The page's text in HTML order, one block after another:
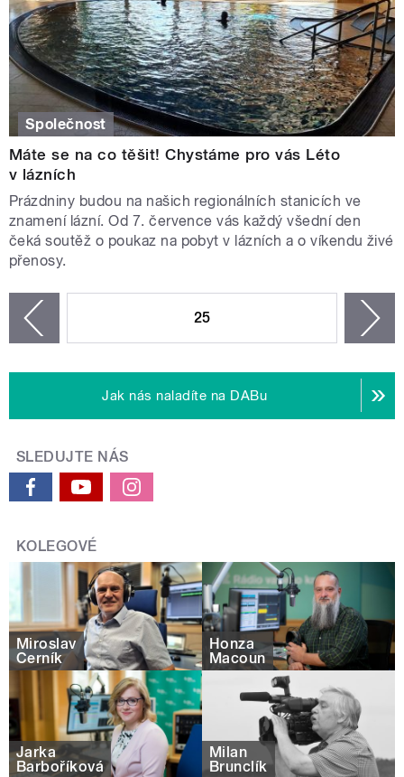
Společnost
Máte se na co těšit! Chystáme pro vás Léto
v lázních
Prázdniny budou na našich regionálních stanicích ve
znamení lázní. Od 7. července vás každý všední den
čeká soutěž o poukaz na pobyt v lázních a o víkendu živé
přenosy.
25
Jak nás naladíte na DABu
SLEDUJTE NÁS
KOLEGOVÉ
Miroslav
Černík
Honza
Macoun
Jarka
Barboříková
Milan
Brunclík